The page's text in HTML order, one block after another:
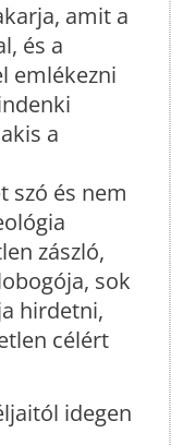
amit a
és a
emlékezni
a
szó és nem
zászló,
sok
hirdetni,
célért
idegen